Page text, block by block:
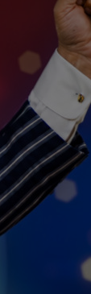
1! România a
grav ce se
a dezvăluit
lui Gigi
Marius Baciu: